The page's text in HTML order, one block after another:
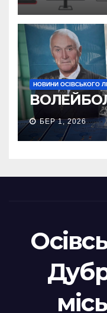
НОВИНИ ОСІВСЬКОГО
БЕР 1, 2026